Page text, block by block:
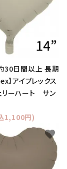
約30日間以上 長期
アイブレックス
リーハート サン
1,100円)
favorite